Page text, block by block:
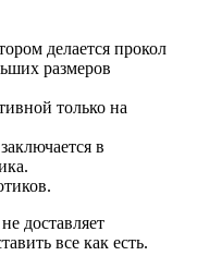
делается прокол
размеров
только на
в
доставляет
все как есть.